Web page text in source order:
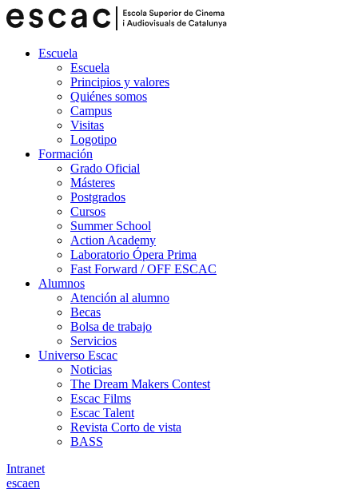
Escuela
Escuela
Principios y valores
Quiénes somos
Campus
Visitas
Logotipo
Formación
Grado Oficial
Másteres
Postgrados
Cursos
Summer School
Action Academy
Laboratorio Ópera Prima
Fast Forward / OFF ESCAC
Alumnos
Atención al alumno
Becas
Bolsa de trabajo
Servicios
Universo Escac
Noticias
The Dream Makers Contest
Escac Films
Escac Talent
Revista Corto de vista
BASS
Intranet
escaen